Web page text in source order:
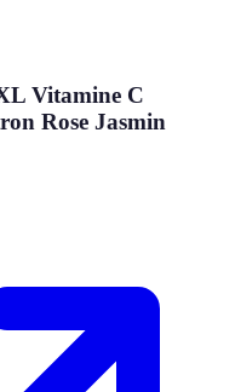
Vitamine C
Rose Jasmin